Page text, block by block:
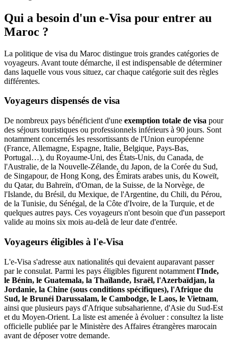
Qui a besoin d'un e-Visa pour entrer au
Maroc ?
La politique de visa du Maroc distingue trois grandes catégories de
voyageurs. Avant toute démarche, il est indispensable de déterminer
dans laquelle vous vous situez, car chaque catégorie suit des règles
différentes.
Voyageurs dispensés de visa
De nombreux pays bénéficient d'une exemption totale de visa pour
des séjours touristiques ou professionnels inférieurs à 90 jours. Sont
notamment concernés les ressortissants de l'Union européenne
(France, Allemagne, Espagne, Italie, Belgique, Pays-Bas,
Portugal…), du Royaume-Uni, des États-Unis, du Canada, de
l'Australie, de la Nouvelle-Zélande, du Japon, de la Corée du Sud,
de Singapour, de Hong Kong, des Émirats arabes unis, du Koweït,
du Qatar, du Bahreïn, d'Oman, de la Suisse, de la Norvège, de
l'Islande, du Brésil, du Mexique, de l'Argentine, du Chili, du Pérou,
de la Tunisie, du Sénégal, de la Côte d'Ivoire, de la Turquie, et de
quelques autres pays. Ces voyageurs n'ont besoin que d'un passeport
valide au moins six mois au-delà de leur date d'entrée.
Voyageurs éligibles à l'e-Visa
L'e-Visa s'adresse aux nationalités qui devaient auparavant passer
par le consulat. Parmi les pays éligibles figurent notamment l'Inde,
le Bénin, le Guatemala, la Thaïlande, Israël, l'Azerbaïdjan, la
Jordanie, la Chine (sous conditions spécifiques), l'Afrique du
Sud, le Brunéi Darussalam, le Cambodge, le Laos, le Vietnam,
ainsi que plusieurs pays d'Afrique subsaharienne, d'Asie du Sud-Est
et du Moyen-Orient. La liste est amenée à évoluer : consultez la liste
officielle publiée par le Ministère des Affaires étrangères marocain
avant de déposer votre demande.